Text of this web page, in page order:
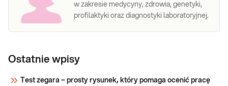
w zakresie medycyny, zdrowia, genetyki,
profilaktyki oraz diagnostyki laboratoryjnej.
Ostatnie wpisy
Test zegara – prosty rysunek, który pomaga ocenić pracę